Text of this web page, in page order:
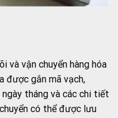
và vận chuyển hàng hóa
được gắn mã vạch,
tháng và các chi tiết
có thể được lưu